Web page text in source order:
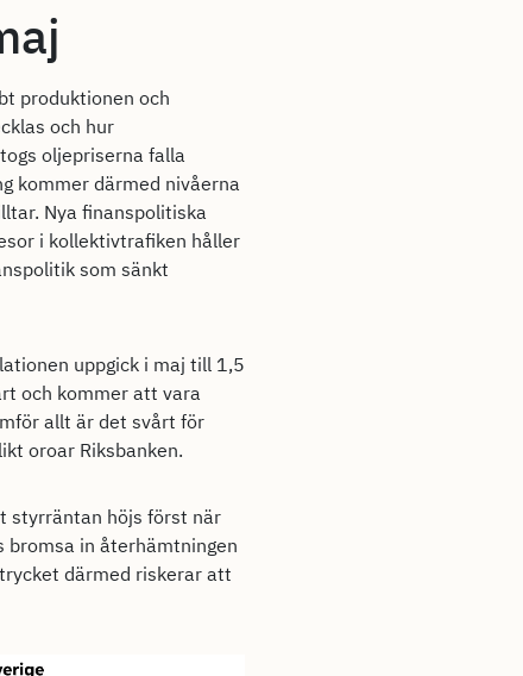
produktionen och
och hur
oljepriserna falla
kommer därmed nivåerna
Nya finanspolitiska
i kollektivtrafiken håller
som sänkt
uppgick i maj till 1,5
och kommer att vara
allt är det svårt för
oroar Riksbanken.
styrräntan höjs först när
in återhämtningen
därmed riskerar att